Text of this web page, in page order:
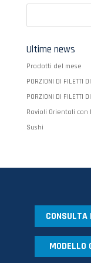
Ultime news
Prodotti del mese
PORZIONI DI FILETTI
PORZIONI DI FILETTI
Ravioli Orientali con
Sushi
CONSULTA
MODELLO